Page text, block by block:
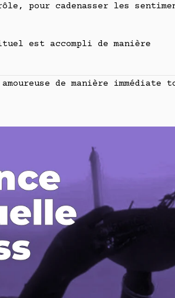
pour cadenasser les
est accompli de manière
de manière immédiate